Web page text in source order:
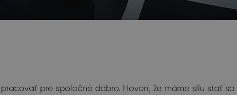
pre spoločné dobro. Hovorí, že máme silu stať